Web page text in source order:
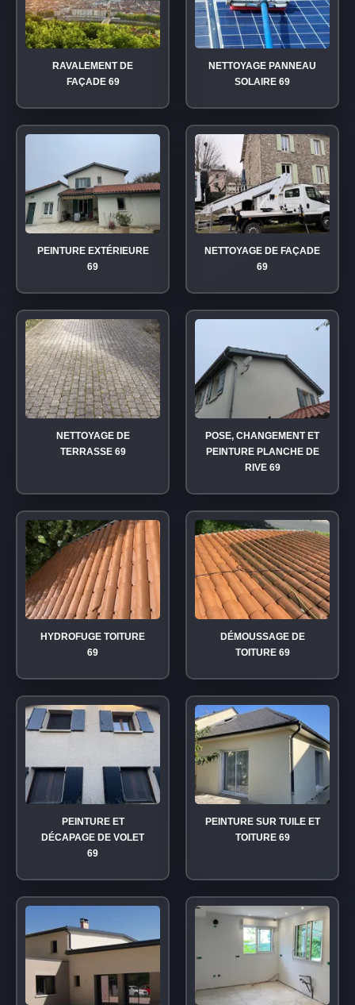
RAVALEMENT DE
FAÇADE 69
NETTOYAGE PANNEAU
SOLAIRE 69
PEINTURE EXTÉRIEURE
69
NETTOYAGE DE FAÇADE
69
NETTOYAGE DE
TERRASSE 69
POSE, CHANGEMENT ET
PEINTURE PLANCHE DE
RIVE 69
HYDROFUGE TOITURE
69
DÉMOUSSAGE DE
TOITURE 69
PEINTURE ET
DÉCAPAGE DE VOLET
69
PEINTURE SUR TUILE ET
TOITURE 69